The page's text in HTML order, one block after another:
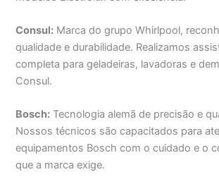
Consul: Marca do grupo Whirlpool,
qualidade e durabilidade. Realizamos
completa para geladeiras, lavadoras e
Consul.
Bosch: Tecnologia alemã de precisão e
Nossos técnicos são capacitados para
equipamentos Bosch com o cuidado e o
que a marca exige.